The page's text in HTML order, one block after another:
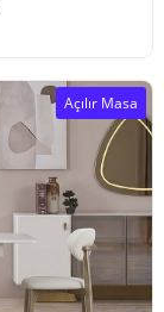
Açılır Masa